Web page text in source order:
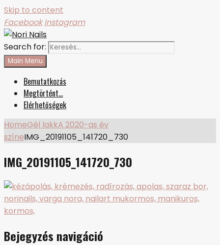
Skip to content
Facebook Instagram
Nori Nails
körmös blog
Search for:
Main Menu
Bemutatkozás
Megtörtént…
Elérhetőségek
HomeGél lakkA 2020-as év
színeIMG_20191105_141720_730
IMG_20191105_141720_730
Bejegyzés navigáció